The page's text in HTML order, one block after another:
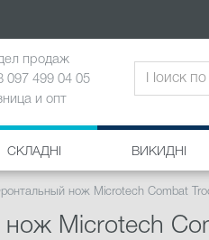
продаж
097 499 04 05
и опт
СКЛАДНІ ВИКИДНІ
нож Microtech Combat
Microtech